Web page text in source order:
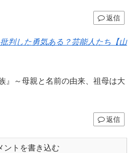
返信
判した勇気ある？芸能人たち【山
』～母親と名前の由来、祖母は大
返信
ントを書き込む